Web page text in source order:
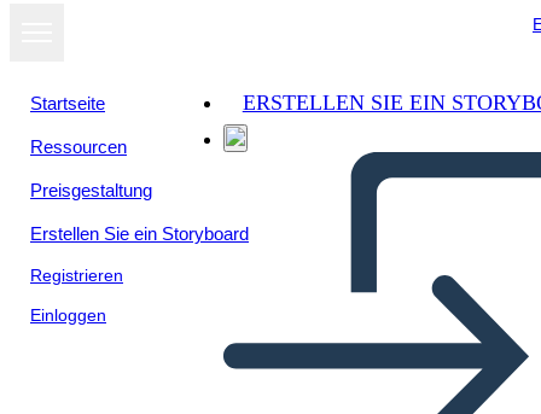
Startseite
Ressourcen
Preisgestaltung
Erstellen Sie ein Storyboard
Registrieren
Einloggen
ERSTELLEN SIE EIN